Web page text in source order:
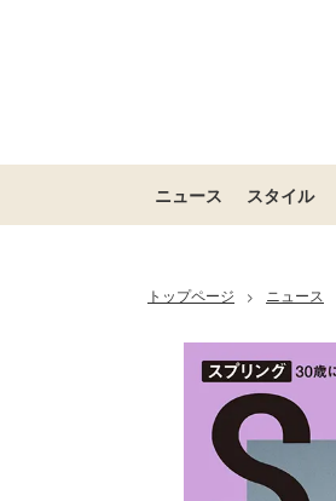
ニュース スタイル
トップページ > ニュース